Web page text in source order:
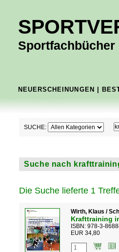
NEUERSCHEINUNGEN
SUCHE:
Suche nach
Die Suche lieferte 1
Wirth, Klaus /
Krafttraining
ISBN: 978-3-
EUR 34,80